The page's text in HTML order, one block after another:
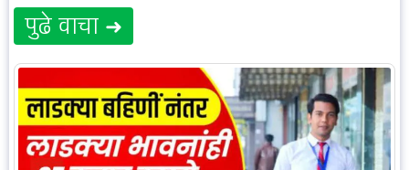
पुढे वाचा ➜